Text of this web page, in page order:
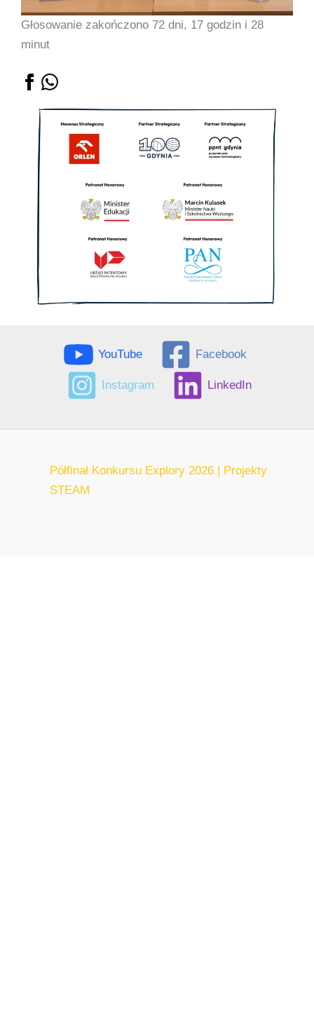
Głosowanie zakończono 72 dni, 17 godzin i 28
minut
YouTube Facebook
Instagram LinkedIn
Półfinał Konkursu Explory 2026 | Projekty
STEAM